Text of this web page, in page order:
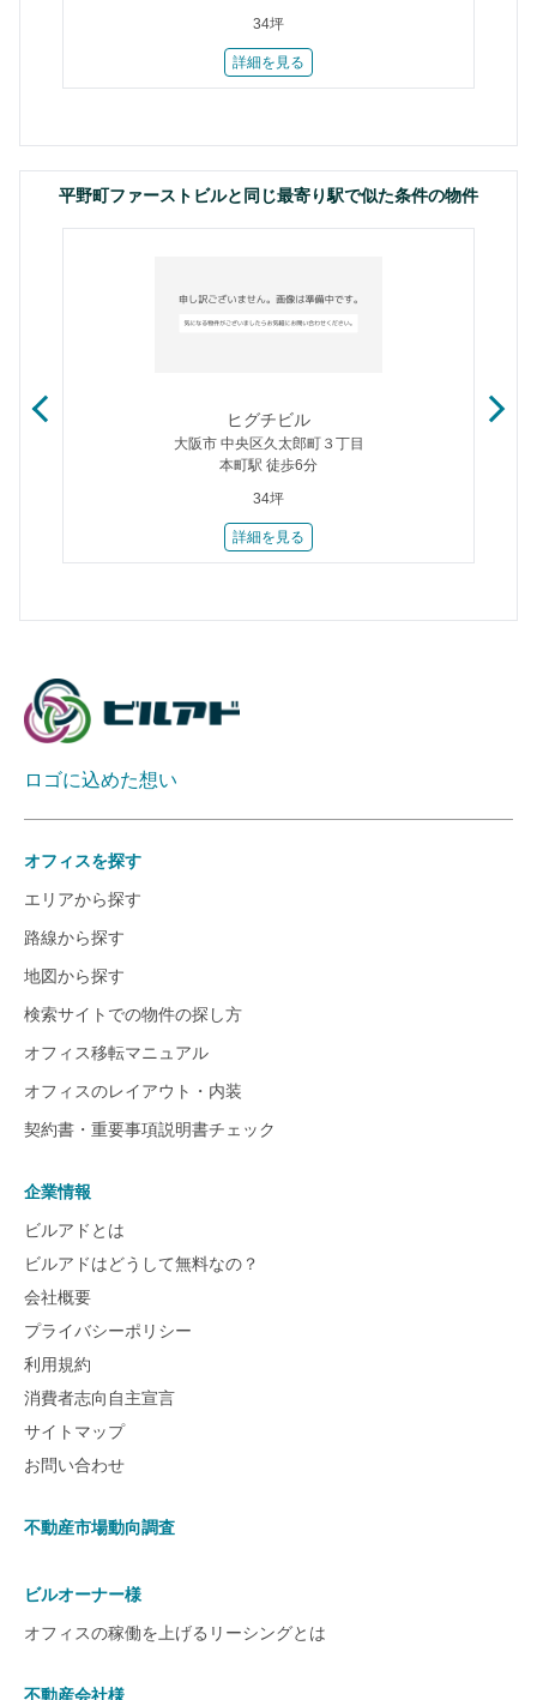
34坪
詳細を見る
平野町ファーストビルと同じ最寄り駅で似た条件の物件
ヒグチビル
大阪市 中央区久太郎町３丁目
本町駅 徒歩6分
34坪
詳細を見る
ロゴに込めた想い
オフィスを探す
エリアから探す
路線から探す
地図から探す
検索サイトでの物件の探し方
オフィス移転マニュアル
オフィスのレイアウト・内装
契約書・重要事項説明書チェック
企業情報
ビルアドとは
ビルアドはどうして無料なの？
会社概要
プライバシーポリシー
利用規約
消費者志向自主宣言
サイトマップ
お問い合わせ
不動産市場動向調査
ビルオーナー様
オフィスの稼働を上げるリーシングとは
不動産会社様